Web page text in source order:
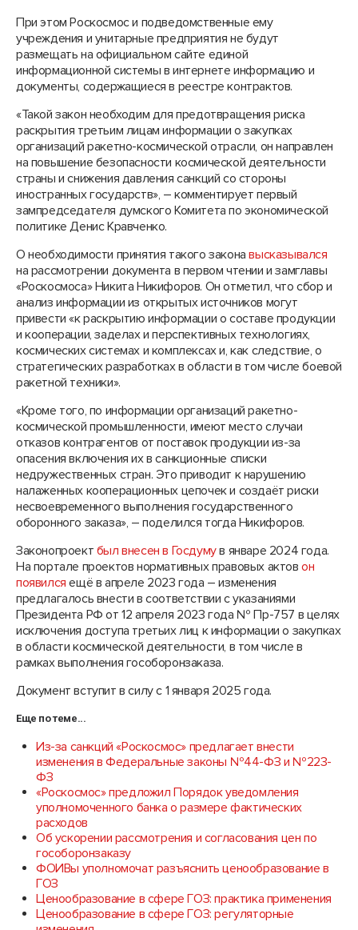
При этом Роскосмос и подведомственные ему
учреждения и унитарные предприятия не будут
размещать на официальном сайте единой
информационной системы в интернете информацию и
документы, содержащиеся в реестре контрактов.
«Такой закон необходим для предотвращения риска
раскрытия третьим лицам информации о закупках
организаций ракетно-космической отрасли, он направлен
на повышение безопасности космической деятельности
страны и снижения давления санкций со стороны
иностранных государств», – комментирует первый
зампредседателя думского Комитета по экономической
политике Денис Кравченко.
О необходимости принятия такого законавысказывался
на рассмотрении документа в первом чтении и замглавы
«Роскосмоса» Никита Никифоров. Он отметил, что сбор и
анализ информации из открытых источников могут
привести «к раскрытию информации о составе продукции
и кооперации, заделах и перспективных технологиях,
космических системах и комплексах и, как следствие, о
стратегических разработках в области в том числе боевой
ракетной техники».
«Кроме того, по информации организаций ракетно-
космической промышленности, имеют место случаи
отказов контрагентов от поставок продукции из-за
опасения включения их в санкционные списки
недружественных стран. Это приводит к нарушению
налаженных кооперационных цепочек и создаёт риски
несвоевременного выполнения государственного
оборонного заказа», – поделился тогда Никифоров.
Законопроект был внесен в Госдумув январе 2024 года.
На портале проектов нормативных правовых актовон
появился ещё в апреле 2023 года – изменения
предлагалось внести в соответствии с указаниями
Президента РФ от 12 апреля 2023 года № Пр-757 в целях
исключения доступа третьих лиц к информации о закупках
в области космической деятельности, в том числе в
рамках выполнения гособоронзаказа.
Документ вступит в силу с 1 января 2025 года.
Еще по теме...
Из-за санкций «Роскосмос» предлагает внести
изменения в Федеральные законы №44-ФЗ и №223-
ФЗ
«Роскосмос» предложил Порядок уведомления
уполномоченного банка о размере фактических
расходов
Об ускорении рассмотрения и согласования цен по
гособоронзаказу
ФОИВы уполномочат разъяснить ценообразование в
ГОЗ
Ценообразование в сфере ГОЗ: практика применения
Ценообразование в сфере ГОЗ: регуляторные